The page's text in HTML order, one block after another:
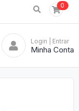
0
Login | Entrar
Minha Conta